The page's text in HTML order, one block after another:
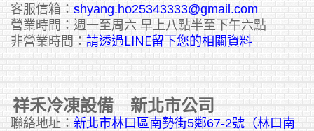
客服信箱： shyang.ho25343333@gmail.com
營業時間：週一至周六 早上八點半至下午六點
非營業時間： 請透過LINE留下您的相關資料
祥禾冷凍設備 新北市公司
聯絡地址： 新北市林口區南勢街5鄰67-2號（林口南